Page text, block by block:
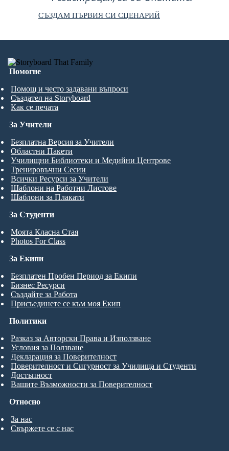
СЪЗДАМ ПЪРВИЯ СИ СЦЕНАРИЙ
Помогне
Помощ и често задавани въпроси
Създател на Storyboard
Как се печата
За Студенти
Моята Класна Стая
Photos For Class
За Учители
Безплатна Версия за Учители
Областни Пакети
Училищни Библиотеки и Медийни Центрове
Тренировъчни Сесии
Всички Ресурси за Учители
Шаблони на Работни Листове
Шаблони за Плакати
За Екипи
Безплатен Пробен Период за Екипи
Бизнес Ресурси
Създайте за Работа
Присъединете се към моя Екип
Относно
За нас
Свържете се с нас
Политики
Разказ за Авторски Права и Използване
Условия за Ползване
Декларация за Поверителност
Поверителност и Сигурност за Училища и Студенти
Достъпност
Вашите Възможности за Поверителност